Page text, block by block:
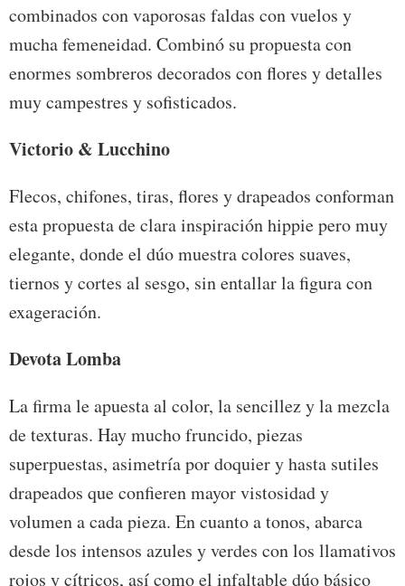
combinados con vaporosas faldas con vuelos y
mucha femeneidad. Combinó su propuesta con
enormes sombreros decorados con flores y detalles
muy campestres y sofisticados.
Victorio & Lucchino
Flecos, chifones, tiras, flores y drapeados conforman
esta propuesta de clara inspiración hippie pero muy
elegante, donde el dúo muestra colores suaves,
tiernos y cortes al sesgo, sin entallar la figura con
exageración.
Devota Lomba
La firma le apuesta al color, la sencillez y la mezcla
de texturas. Hay mucho fruncido, piezas
superpuestas, asimetría por doquier y hasta sutiles
drapeados que confieren mayor vistosidad y
volumen a cada pieza. En cuanto a tonos, abarca
desde los intensos azules y verdes con los llamativos
rojos y cítricos, así como el infaltable dúo básico